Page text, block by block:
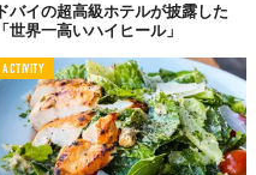
ドバイの超高級ホテルが披露した
「世界一高いハイヒール」
ACTIVITY